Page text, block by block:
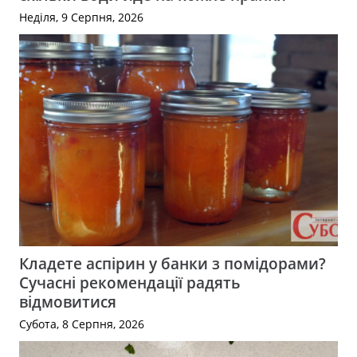
Неділя, 9 Серпня, 2026
Кладете аспірин у банки з помідорами?
Сучасні рекомендації радять
відмовитися
Субота, 8 Серпня, 2026